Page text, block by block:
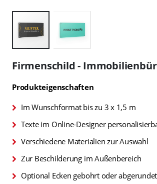
Anfang
der
springen
Firmenschild -
Produkteigenschaften
Im Wunschformat bis zu 3 x 1,5 m
Texte im Online-Designer
Verschiedene Materialien zur Auswahl
Zur Beschilderung im Außenbereich
Optional Ecken gebohrt oder abgerundet